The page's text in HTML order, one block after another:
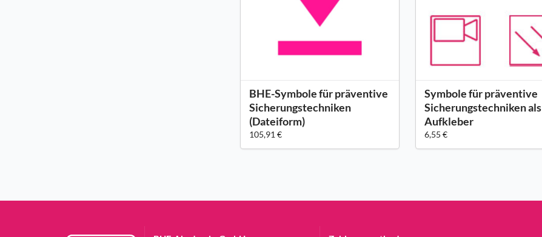
BHE-Symbole für präventive
Sicherungstechniken
(Dateiform)
105,91 €
Symbole für präventive
Sicherungstechniken als
Aufkleber
6,55 €